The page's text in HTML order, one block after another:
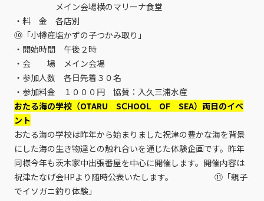
メイン会場横のマリーナ食堂
・料 金 各店別
⑩「小樽産塩かずの子つかみ取り」
・開始時間 午後２時
・会 場 メイン会場
・参加人数 各日先着３０名
・参加料金 １０００円 協賛：入久三浦水産
おたる海の学校（OTARU SⅭHOOⅬ ОF SEA）両日のイベ
ント
おたる海の学校は昨年から始まりました祝津の豊かな海を背景
にした海の生き物達との触れ合いを通じた体験企画です。昨年
同様今年も茨木家中出張番屋を中心に開催します。開催内容は
祝津たなげ会HPより随時公表いたします。 ⑪「親子
でイソガニ釣り体験」